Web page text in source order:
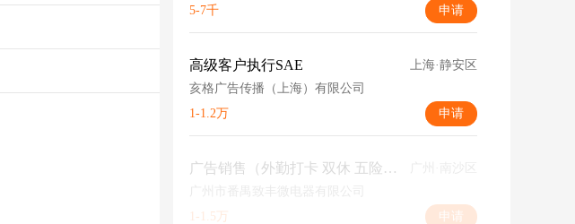
5-7千
申请
高级客户执行SAE
上海·静安区
亥格广告传播（上海）有限公司
1-1.2万
申请
广告销售（外勤打卡 双休 五险一金）
1-1.5万
申请